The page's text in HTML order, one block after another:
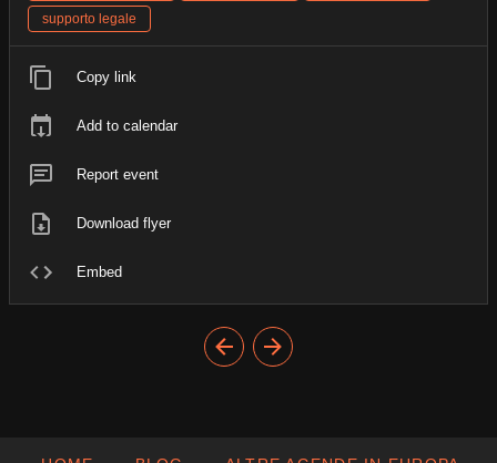
supporto legale
Copy link
Add to calendar
Report event
Download flyer
Embed